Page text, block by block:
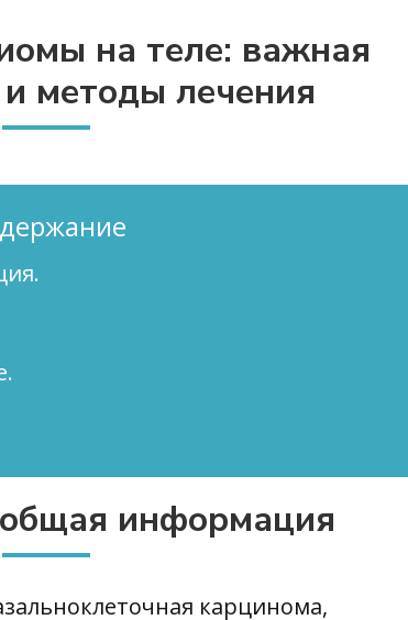
на теле: важная
методы лечения
информация
карцинома,